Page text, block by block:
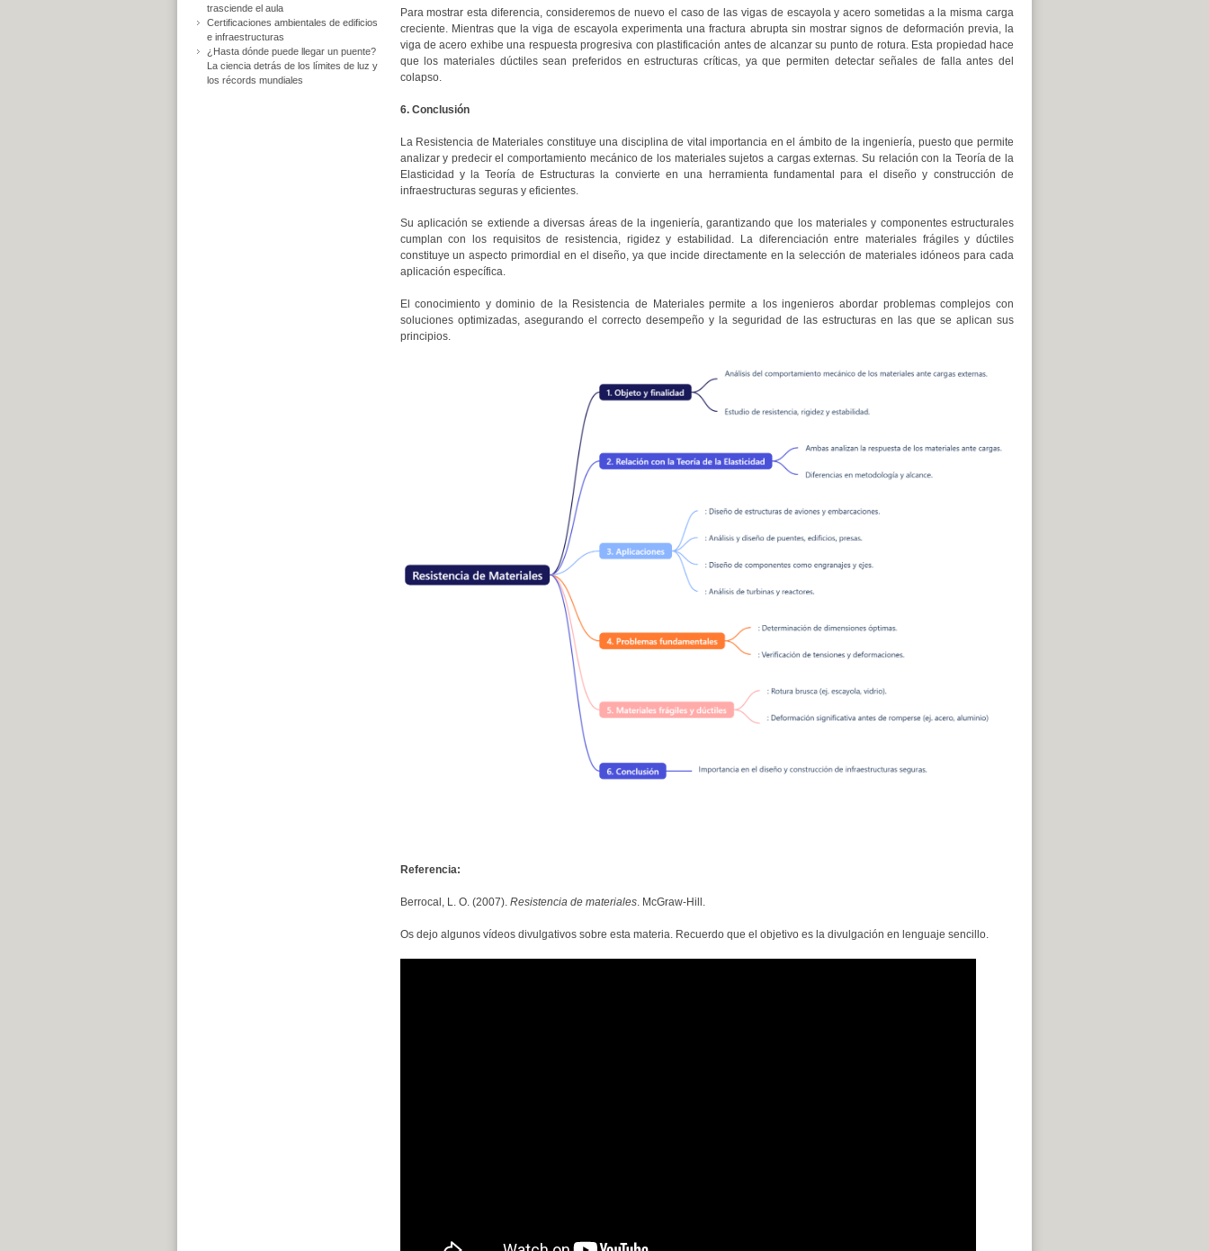
Para mostrar esta diferencia, consideremos de nuevo el caso de las vigas de escayola y acero sometidas a la misma carga
creciente. Mientras que la viga de escayola experimenta una fractura abrupta sin mostrar signos de deformación previa, la
viga de acero exhibe una respuesta progresiva con plastificación antes de alcanzar su punto de rotura. Esta propiedad hace
que los materiales dúctiles sean preferidos en estructuras críticas, ya que permiten detectar señales de falla antes del
colapso.
6. Conclusión
La Resistencia de Materiales constituye una disciplina de vital importancia en el ámbito de la ingeniería, puesto que permite
analizar y predecir el comportamiento mecánico de los materiales sujetos a cargas externas. Su relación con la Teoría de la
Elasticidad y la Teoría de Estructuras la convierte en una herramienta fundamental para el diseño y construcción de
infraestructuras seguras y eficientes.
Su aplicación se extiende a diversas áreas de la ingeniería, garantizando que los materiales y componentes estructurales
cumplan con los requisitos de resistencia, rigidez y estabilidad. La diferenciación entre materiales frágiles y dúctiles
constituye un aspecto primordial en el diseño, ya que incide directamente en la selección de materiales idóneos para cada
aplicación específica.
El conocimiento y dominio de la Resistencia de Materiales permite a los ingenieros abordar problemas complejos con
soluciones optimizadas, asegurando el correcto desempeño y la seguridad de las estructuras en las que se aplican sus
principios.
Referencia:
Berrocal, L. O. (2007). Resistencia de materiales. McGraw-Hill.
Os dejo algunos vídeos divulgativos sobre esta materia. Recuerdo que el objetivo es la divulgación en lenguaje sencillo.
trasciende el aula
Certificaciones ambientales de edificios
e infraestructuras
¿Hasta dónde puede llegar un puente?
La ciencia detrás de los límites de luz y
los récords mundiales